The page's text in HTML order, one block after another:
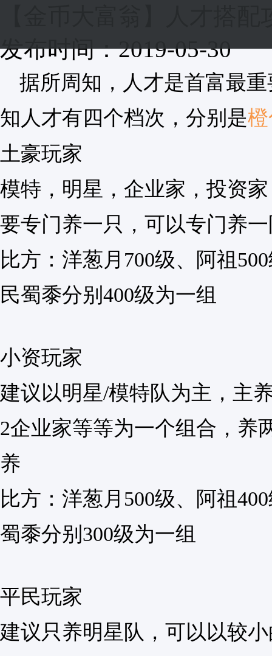
发布时间：2019-05-30
据所周知，人才是首富最
知人才有四个档次，分别是
土豪玩家
模特，明星，企业家，投资
要专门养一只，可以专门养
比方：洋葱月700级、阿祖
民蜀黍分别400级为一组
小资玩家
建议以明星/模特队为主，主
2企业家等等为一个组合，养
养
比方：洋葱月500级、阿祖
蜀黍分别300级为一组
平民玩家
建议只养明星队，可以以较